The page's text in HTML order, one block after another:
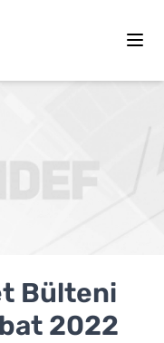
Bülteni
2022